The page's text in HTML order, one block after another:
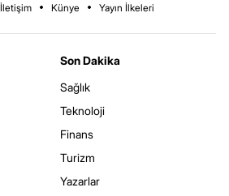
İletişim Künye Yayın İlkeleri
Son Dakika
Sağlık
Teknoloji
Finans
Turizm
Yazarlar